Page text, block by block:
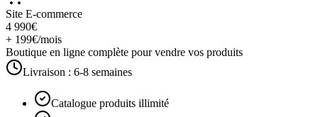
Site E-commerce
4 990€
+ 199€/mois
Boutique en ligne complète pour vendre vos produits
Livraison : 6-8 semaines
Catalogue produits illimité